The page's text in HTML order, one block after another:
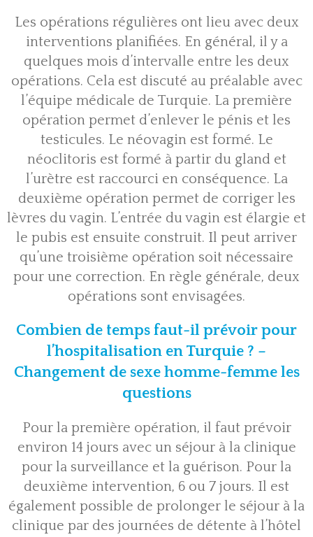
Les opérations régulières ont lieu avec deux
interventions planifiées. En général, il y a
quelques mois d’intervalle entre les deux
opérations. Cela est discuté au préalable avec
l’équipe médicale de Turquie. La première
opération permet d’enlever le pénis et les
testicules. Le néovagin est formé. Le
néoclitoris est formé à partir du gland et
l’urètre est raccourci en conséquence. La
deuxième opération permet de corriger les
lèvres du vagin. L’entrée du vagin est élargie et
le pubis est ensuite construit. Il peut arriver
qu’une troisième opération soit nécessaire
pour une correction. En règle générale, deux
opérations sont envisagées.
Combien de temps faut-il prévoir pour
l’hospitalisation en Turquie ? –
Changement de sexe homme-femme les
questions
Pour la première opération, il faut prévoir
environ 14 jours avec un séjour à la clinique
pour la surveillance et la guérison. Pour la
deuxième intervention, 6 ou 7 jours. Il est
également possible de prolonger le séjour à la
clinique par des journées de détente à l’hôtel